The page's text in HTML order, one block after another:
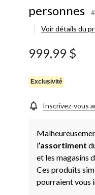
personnes
Voir détails du
999,99 $
Exclusivité
Inscrivez-vous
l’assortiment
et les magasins
Ces produits
pourraient vous